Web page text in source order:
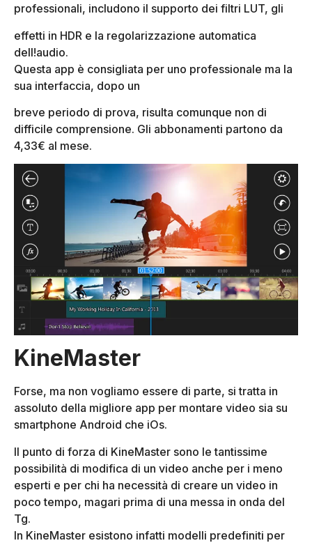
professionali, includono il supporto dei filtri LUT, gli
effetti in HDR e la regolarizzazione automatica
dell!audio.
Questa app è consigliata per uno professionale ma la
sua interfaccia, dopo un
breve periodo di prova, risulta comunque non di
difficile comprensione. Gli abbonamenti partono da
4,33€ al mese.
KineMaster
Forse, ma non vogliamo essere di parte, si tratta in
assoluto della migliore app per montare video sia su
smartphone Android che iOs.
Il punto di forza di KineMaster sono le tantissime
possibilità di modifica di un video anche per i meno
esperti e per chi ha necessità di creare un video in
poco tempo, magari prima di una messa in onda del
Tg.
In KineMaster esistono infatti modelli predefiniti per